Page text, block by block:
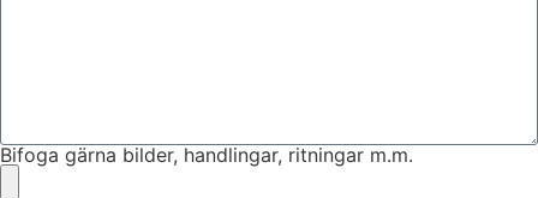
Bifoga gärna bilder, handlingar, ritningar m.m.